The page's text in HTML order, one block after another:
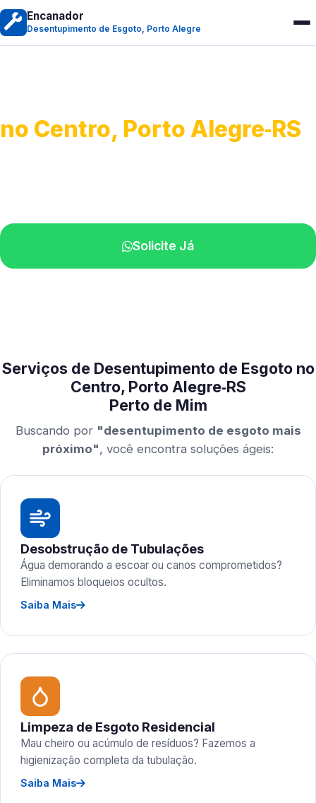
Encanador
Desentupimento de Esgoto, Porto Alegre
no Centro, Porto Alegre‑RS
Solicite Já
Serviços de Desentupimento de Esgoto no
Centro, Porto Alegre‑RS
Perto de Mim
Buscando por "desentupimento de esgoto mais
próximo", você encontra soluções ágeis:
Desobstrução de Tubulações
Água demorando a escoar ou canos comprometidos?
Eliminamos bloqueios ocultos.
Saiba Mais
Limpeza de Esgoto Residencial
Mau cheiro ou acúmulo de resíduos? Fazemos a
higienização completa da tubulação.
Saiba Mais